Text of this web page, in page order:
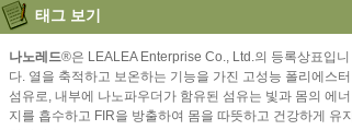
태그 보기
나노레드®은 LEALEA Enterprise Co., Ltd.의 등록상표입니
다. 열을 축적하고 보온하는 기능을 가진 고성능 폴리에스터
섬유로, 내부에 나노파우더가 함유된 섬유는 빛과 몸의 에너
지를 흡수하고 FIR을 방출하여 몸을 따뜻하고 건강하게 유지